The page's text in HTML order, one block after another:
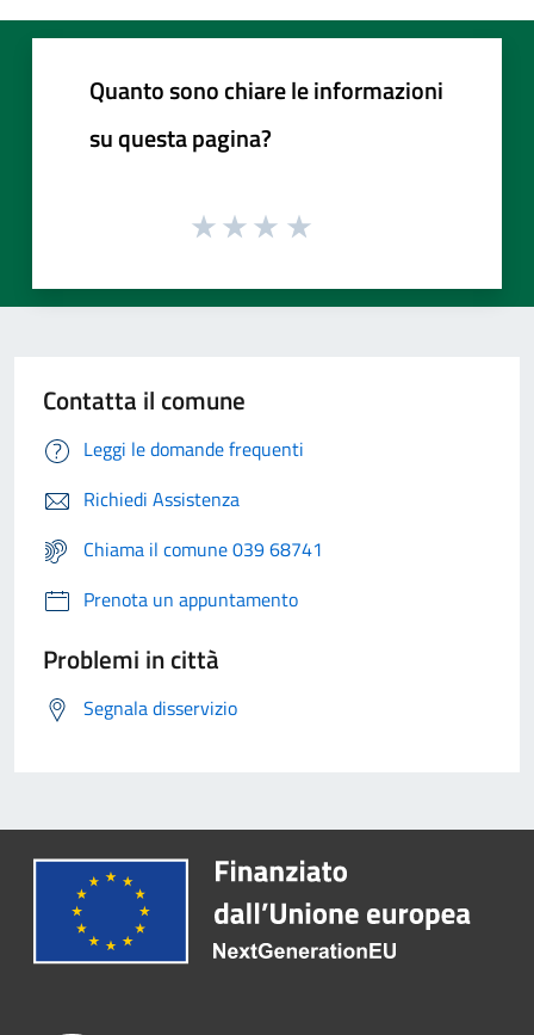
Quanto sono chiare le informazioni
su questa pagina?
Contatta il comune
Leggi le domande frequenti
Richiedi Assistenza
Chiama il comune 039 68741
Prenota un appuntamento
Problemi in città
Segnala disservizio